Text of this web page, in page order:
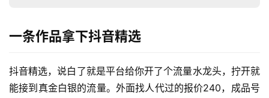
一条作品拿下抖音精选
抖音精选，说白了就是平台给你开了个流量水龙头，拧开就
能接到真金白银的流量。外面找人代过的报价240，成品号